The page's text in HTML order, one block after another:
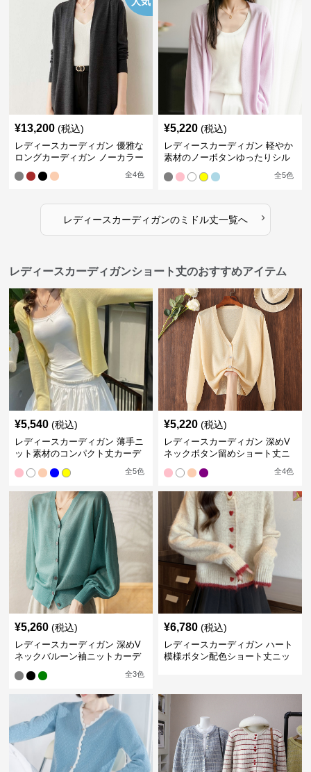
¥13,200 (税込)
レディースカーディガン 優雅な
ロングカーディガン ノーカラー
全4色
¥5,220 (税込)
レディースカーディガン 軽やか
素材のノーボタンゆったりシル
全5色
レディースカーディガンのミドル丈一覧へ ›
レディースカーディガンショート丈のおすすめアイテム
¥5,540 (税込)
レディースカーディガン 薄手ニ
ット素材のコンパクト丈カーデ
全5色
¥5,220 (税込)
レディースカーディガン 深めV
ネックボタン留めショート丈ニ
全4色
¥5,260 (税込)
レディースカーディガン 深めV
ネックバルーン袖ニットカーデ
全3色
¥6,780 (税込)
レディースカーディガン ハート
模様ボタン配色ショート丈ニッ